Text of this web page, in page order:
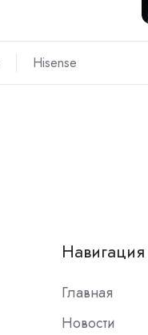
Hisense
Главная
Новости